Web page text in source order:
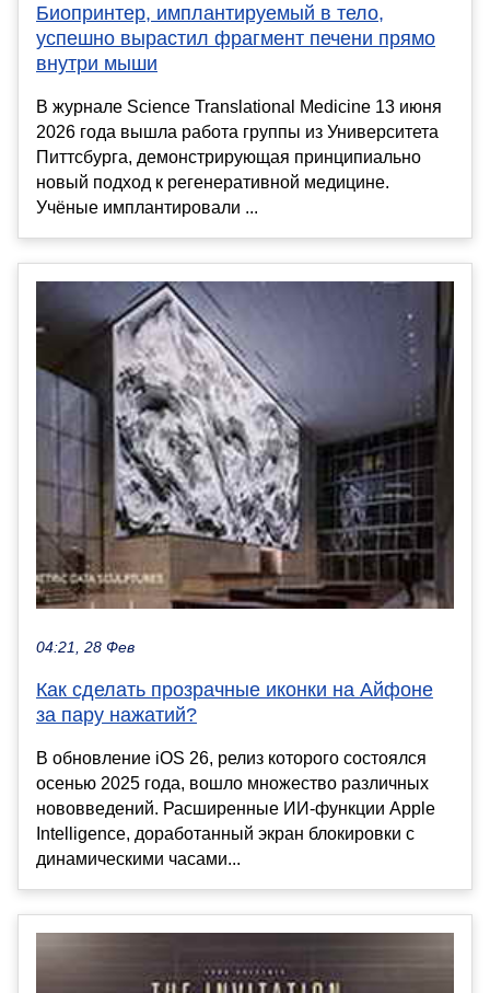
Биопринтер, имплантируемый в тело,
успешно вырастил фрагмент печени прямо
внутри мыши
В журнале Science Translational Medicine 13 июня
2026 года вышла работа группы из Университета
Питтсбурга, демонстрирующая принципиально
новый подход к регенеративной медицине.
Учёные имплантировали ...
04:21, 28 Фев
Как сделать прозрачные иконки на Айфоне
за пару нажатий?
В обновление iOS 26, релиз которого состоялся
осенью 2025 года, вошло множество различных
нововведений. Расширенные ИИ-функции Apple
Intelligence, доработанный экран блокировки с
динамическими часами...